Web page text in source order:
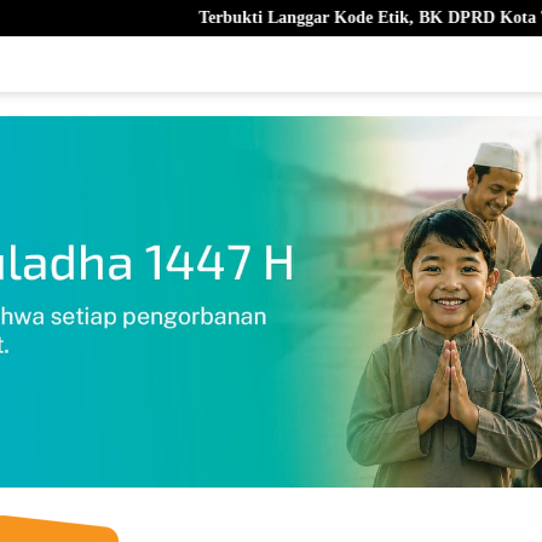
Terbukti Langgar Kode Etik, BK DPRD Kota Ternate